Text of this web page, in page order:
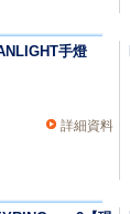
手燈
詳細資料